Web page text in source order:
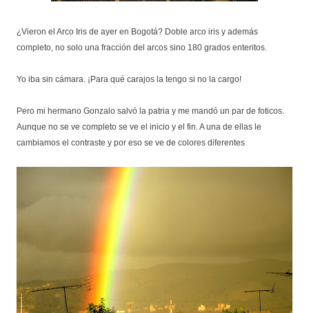
¿Vieron el Arco Iris de ayer en Bogotá? Doble arco iris y además
completo, no solo una fracción del arcos sino 180 grados enteritos.
Yo iba sin cámara. ¡Para qué carajos la tengo si no la cargo!
Pero mi hermano Gonzalo salvó la patria y me mandó un par de foticos.
Aunque no se ve completo se ve el inicio y el fin. A una de ellas le
cambiamos el contraste y por eso se ve de colores diferentes